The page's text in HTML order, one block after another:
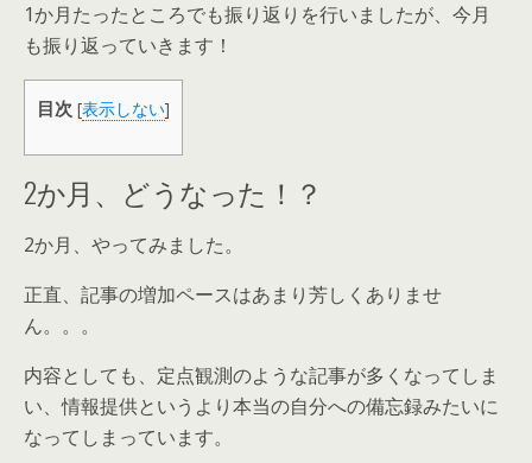
1か月たったところでも振り返りを行いましたが、今月
も振り返っていきます！
目次 [表示しない]
2か月、どうなった！？
2か月、やってみました。
正直、記事の増加ペースはあまり芳しくありませ
ん。。。
内容としても、定点観測のような記事が多くなってしま
い、情報提供というより本当の自分への備忘録みたいに
なってしまっています。